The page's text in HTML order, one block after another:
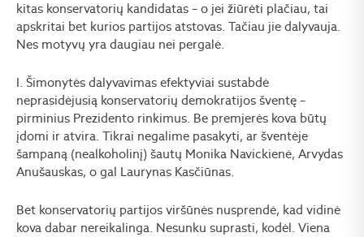
kitas konservatorių kandidatas – o jei žiūrėti plačiau, tai
apskritai bet kurios partijos atstovas. Tačiau jie dalyvauja.
Nes motyvų yra daugiau nei pergalė.
I. Šimonytės dalyvavimas efektyviai sustabdė
neprasidėjusią konservatorių demokratijos šventę –
pirminius Prezidento rinkimus. Be premjerės kova būtų
įdomi ir atvira. Tikrai negalime pasakyti, ar šventėje
šampaną (nealkoholinį) šautų Monika Navickienė, Arvydas
Anušauskas, o gal Laurynas Kasčiūnas.
Bet konservatorių partijos viršūnės nusprendė, kad vidinė
kova dabar nereikalinga. Nesunku suprasti, kodėl. Viena